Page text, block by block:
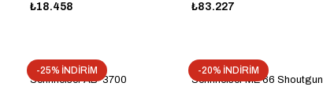
₺18.458 ₺83.227
-25% İNDİRİM
Sennheiser AB-3700
-20% İNDİRİM
Sennheiser ME 66 Shoutgun